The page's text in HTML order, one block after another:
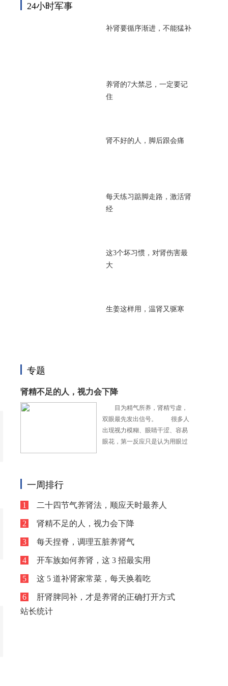
24小时军事
补肾要循序渐进，不能猛补
养肾的7大禁忌，一定要记
住
肾不好的人，脚后跟会痛
每天练习踮脚走路，激活肾
经
这3个坏习惯，对肾伤害最
大
生姜这样用，温肾又驱寒
专题
肾精不足的人，视力会下降
目为精气所养，肾精亏虚，
双眼最先发出信号。 很多人
出现视力模糊、眼睛干涩、容易
眼花，第一反应只是认为用眼过
一周排行
1 二十四节气养肾法，顺应天时最养人
2 肾精不足的人，视力会下降
3 每天捏脊，调理五脏养肾气
4 开车族如何养肾，这 3 招最实用
5 这 5 道补肾家常菜，每天换着吃
6
肝肾脾同补，才是养肾的正确打开方式
站长统计